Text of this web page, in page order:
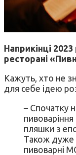
Наприкінці
ресторані «
Кажуть, хто не
для себе ідею
– Спочатку
пляшки з
Також дуже
пивоварні